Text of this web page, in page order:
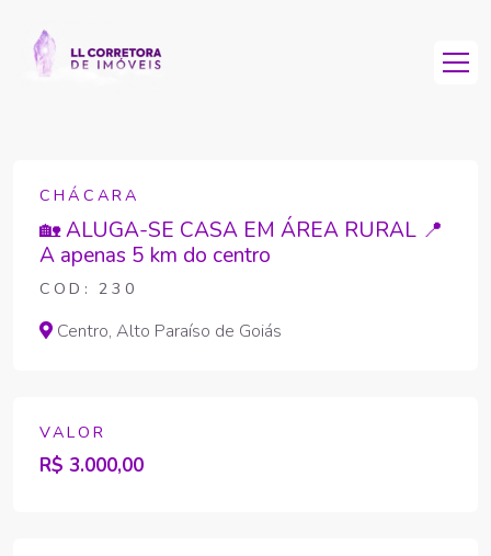
CHÁCARA
🏡 ALUGA-SE CASA EM ÁREA RURAL 📍
A apenas 5 km do centro
COD: 230
Centro, Alto Paraíso de Goiás
VALOR
R$ 3.000,00